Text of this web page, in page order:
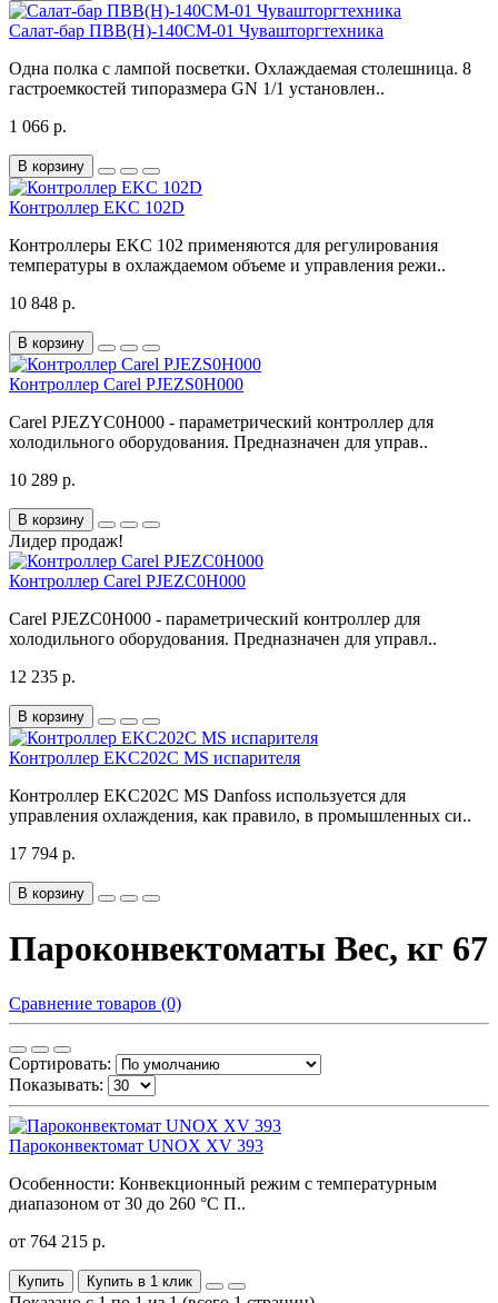
Салат-бар ПВВ(Н)-140СМ-01 Чувашторгтехника
Одна полка с лампой посветки. Охлаждаемая столешница. 8
гастроемкостей типоразмера GN 1/1 установлен..
1 066 р.
В корзину
Контроллер EKC 102D
Контроллеры EKC 102 применяются для регулирования
температуры в охлаждаемом объеме и управления режи..
10 848 р.
В корзину
Контроллер Carel PJEZS0H000
Carel PJEZYC0H000 - параметрический контроллер для
холодильного оборудования. Предназначен для управ..
10 289 р.
В корзину
Лидер продаж!
Контроллер Carel PJEZC0H000
Carel PJEZC0H000 - параметрический контроллер для
холодильного оборудования. Предназначен для управл..
12 235 р.
В корзину
Контроллер EKC202C MS испарителя
Контроллер EKC202C MS Danfoss используется для
управления охлаждения, как правило, в промышленных си..
17 794 р.
В корзину
Пароконвектоматы Вес, кг 67
Сравнение товаров (0)
Сортировать:
Показывать:
Пароконвектомат UNOX XV 393
Особенности: Конвекционный режим с температурным
диапазоном от 30 до 260 °C П..
от 764 215 р.
Купить Купить в 1 клик